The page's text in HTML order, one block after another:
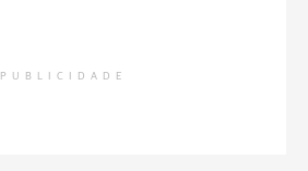
PUBLICIDADE